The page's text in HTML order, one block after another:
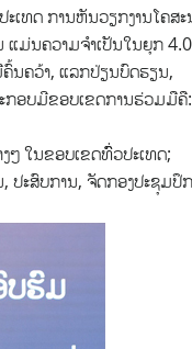
ເທດ ການຫັນວຽກງານໂຄສະ
ແມ່ນຄວາມຈຳເປັນໃນຍຸກ 4.0
ຄົ້ນຄວ້າ, ແລກປ່ຽນບົດຮຽນ,
ກອບມີຂອບເຂດການຮ່ວມມືຄື:
ໆ ໃນຂອບເຂດທົົ່ວປະເທດ;
ປະສົບການ, ຈັດກອງປະຊຸມປຶ